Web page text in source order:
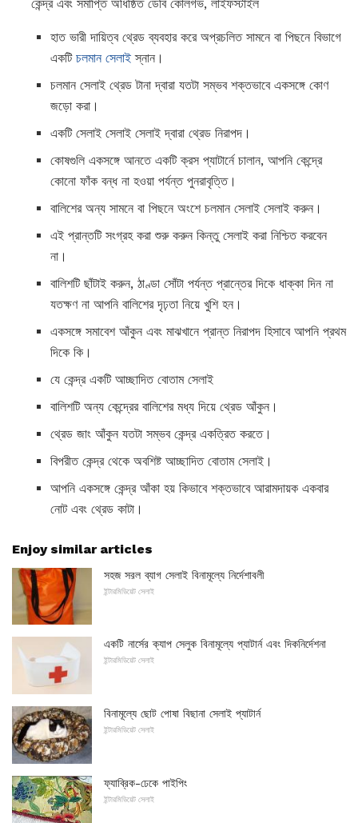
কেন্দ্র এবং সমাপ্তি অধিষ্ঠিত ডেবি কোলগভ, লাইফস্টাইল
হাত ভারী দায়িত্ব থ্রেড ব্যবহার করে অপ্রচলিত সামনে বা পিছনে বিভাগে
একটি চলমান সেলাই স্নান।
চলমান সেলাই থ্রেড টানা দ্বারা যতটা সম্ভব শক্তভাবে একসঙ্গে কোণ
জড়ো করা।
একটি সেলাই সেলাই সেলাই দ্বারা থ্রেড নিরাপদ।
কোষগুলি একসঙ্গে আনতে একটি ক্রস প্যাটার্নে চালান, আপনি কেন্দ্রে
কোনো ফাঁক বন্ধ না হওয়া পর্যন্ত পুনরাবৃত্তি।
বালিশের অন্য সামনে বা পিছনে অংশে চলমান সেলাই সেলাই করুন।
এই প্রান্তটি সংগ্রহ করা শুরু করুন কিন্তু সেলাই করা নিশ্চিত করবেন
না।
বালিশটি ছাঁটাই করুন, ঠাণ্ডা সোঁটা পর্যন্ত প্রান্তের দিকে ধাক্কা দিন না
যতক্ষণ না আপনি বালিশের দৃঢ়তা নিয়ে খুশি হন।
একসঙ্গে সমাবেশ আঁকুন এবং মাঝখানে প্রান্ত নিরাপদ হিসাবে আপনি প্রথম
দিকে কি।
যে কেন্দ্র একটি আচ্ছাদিত বোতাম সেলাই
বালিশটি অন্য কেন্দ্রের বালিশের মধ্য দিয়ে থ্রেড আঁকুন।
থ্রেড জাং আঁকুন যতটা সম্ভব কেন্দ্র একত্রিত করতে।
বিপরীত কেন্দ্র থেকে অবশিষ্ট আচ্ছাদিত বোতাম সেলাই।
আপনি একসঙ্গে কেন্দ্র আঁকা হয় কিভাবে শক্তভাবে আরামদায়ক একবার
নোট এবং থ্রেড কাটা।
Enjoy similar articles
সহজ সরল ব্যাগ সেলাই বিনামূল্যে নির্দেশাবলী
ইন্টারমিডিয়েট সেলাই
একটি নার্সের ক্যাপ সেলুক বিনামূল্যে প্যাটার্ন এবং দিকনির্দেশনা
ইন্টারমিডিয়েট সেলাই
বিনামূল্যে ছোট পোষা বিছানা সেলাই প্যাটার্ন
ইন্টারমিডিয়েট সেলাই
ফ্যাব্রিক-ঢেকে পাইপিং
ইন্টারমিডিয়েট সেলাই